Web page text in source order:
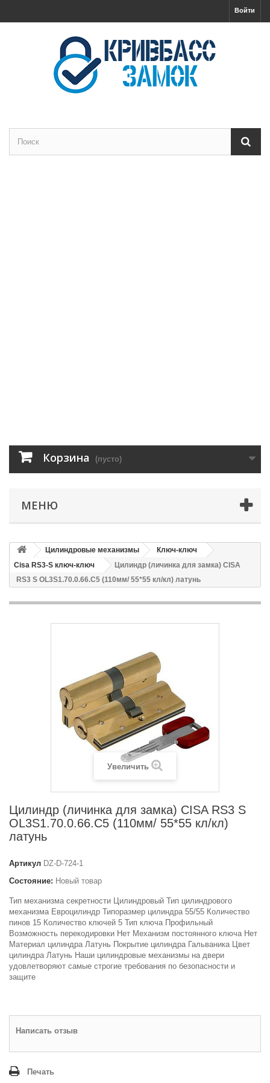
Войти
Корзина (пусто)
МЕНЮ
Цилиндровые механизмы
Ключ-ключ
Cisa RS3-S ключ-ключ
Цилиндр (личинка для замка) CISA
RS3 S OL3S1.70.0.66.С5 (110мм/ 55*55 кл/кл) латунь
Увеличить
Цилиндр (личинка для замка) CISA RS3 S
OL3S1.70.0.66.С5 (110мм/ 55*55 кл/кл)
латунь
Артикул DZ-D-724-1
Состояние: Новый товар
Тип механизма секретности Цилиндровый Тип цилиндрового
механизма Евроцилиндр Типоразмер цилиндра 55/55 Количество
пинов 15 Количество ключей 5 Тип ключа Профильный
Возможность перекодировки Нет Механизм постоянного ключа Нет
Материал цилиндра Латунь Покрытие цилиндра Гальваника Цвет
цилиндра Латунь Наши цилиндровые механизмы на двери
удовлетворяют самые строгие требования по безопасности и
защите
Написать отзыв
Печать